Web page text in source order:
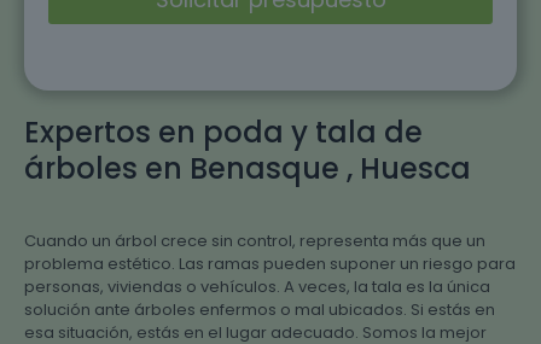
Expertos en poda y tala de
árboles en Benasque , Huesca
Cuando un árbol crece sin control, representa más que un
problema estético. Las ramas pueden suponer un riesgo para
personas, viviendas o vehículos. A veces, la tala es la única
solución ante árboles enfermos o mal ubicados. Si estás en
esa situación, estás en el lugar adecuado. Somos la mejor